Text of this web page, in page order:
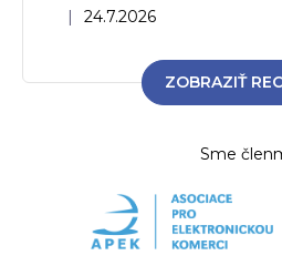
Hodnotenie obchodu je 5 z 5
| 24.7.2026
ZOBRAZIŤ
Sme